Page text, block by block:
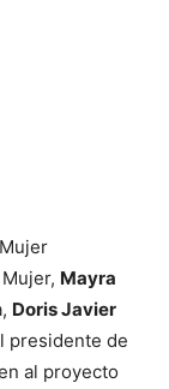
Mayra
Doris Javier
presidente de
al proyecto